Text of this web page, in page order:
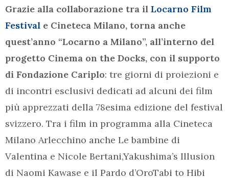
Grazie alla collaborazione tra il Locarno Film
Festival e Cineteca Milano, torna anche
quest’anno “Locarno a Milano”, all’interno del
progetto Cinema on the Docks, con il supporto
di Fondazione Cariplo: tre giorni di proiezioni e
di incontri esclusivi dedicati ad alcuni dei film
più apprezzati della 78esima edizione del festival
svizzero. Tra i film in programma alla Cineteca
Milano Arlecchino anche Le bambine di
Valentina e Nicole Bertani,Yakushima’s Illusion
di Naomi Kawase e il Pardo d’OroTabi to Hibi